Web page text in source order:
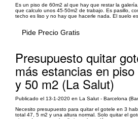
Es un piso de 60m2 al que hay que restar la
que calculo unos 45-50m2 de trabajo. Es pasillo,
techo es liso y no hay que hacerle nada. El suelo
Pide Precio Gratis
Presupuesto quitar
más estancias en
y 50 m2 (La Salut)
Publicado el 13-1-2020 en La Salut - Barcelona
Necesito presupuesto para quitar el gotele en 3
total 47, 5 m2 y una altura normal. Solo quitar el